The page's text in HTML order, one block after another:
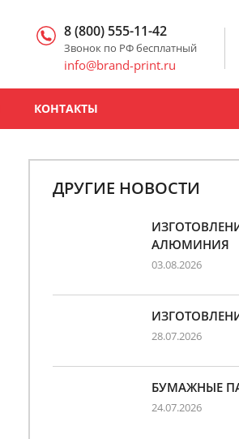
8 (800) 555-11-42
Звонок по РФ бесплатный
info@brand-print.ru
КОНТАКТЫ
ДРУГИЕ НОВОСТИ
АЛЮМИНИЯ
03.08.2026
28.07.2026
БУМАЖНЫЕ
24.07.2026